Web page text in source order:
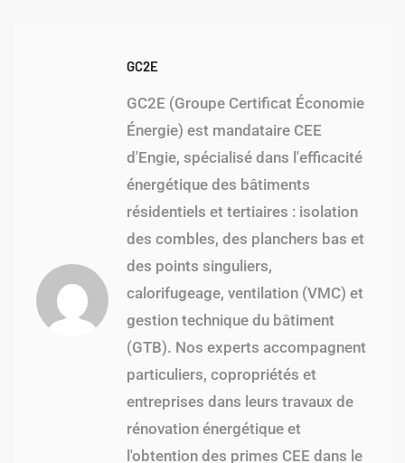
GC2E
GC2E (Groupe Certificat Économie
Énergie) est mandataire CEE
d'Engie, spécialisé dans l'efficacité
énergétique des bâtiments
résidentiels et tertiaires : isolation
des combles, des planchers bas et
des points singuliers,
calorifugeage, ventilation (VMC) et
gestion technique du bâtiment
(GTB). Nos experts accompagnent
particuliers, copropriétés et
entreprises dans leurs travaux de
rénovation énergétique et
l'obtention des primes CEE dans le